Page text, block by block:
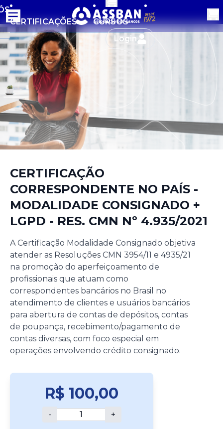
CERTIFICAÇÕES
CURSOS
Login
CERTIFICAÇÃO
CORRESPONDENTE NO PAÍS -
MODALIDADE CONSIGNADO +
LGPD - RES. CMN Nº 4.935/2021
A Certificação Modalidade Consignado objetiva
atender as Resoluções CMN 3954/11 e 4935/21
na promoção do aperfeiçoamento de
profissionais que atuam como
correspondentes bancários no Brasil no
atendimento de clientes e usuários bancários
para abertura de contas de depósitos, contas
de poupança, recebimento/pagamento de
contas diversas, com foco especial em
operações envolvendo crédito consignado.
R$ 100,00
- +